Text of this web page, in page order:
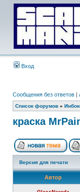
Вход
Сообщения без ответов |
Список форумов »
краска
Версия для печати
Автор